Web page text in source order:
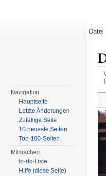
(
Datei
Navigation
Hauptseite
Letzte Änderungen
Zufällige Seite
10 neueste Seiten
Top-100-Seiten
Mitmachen
to-do-Liste
Hilfe (diese Seite)